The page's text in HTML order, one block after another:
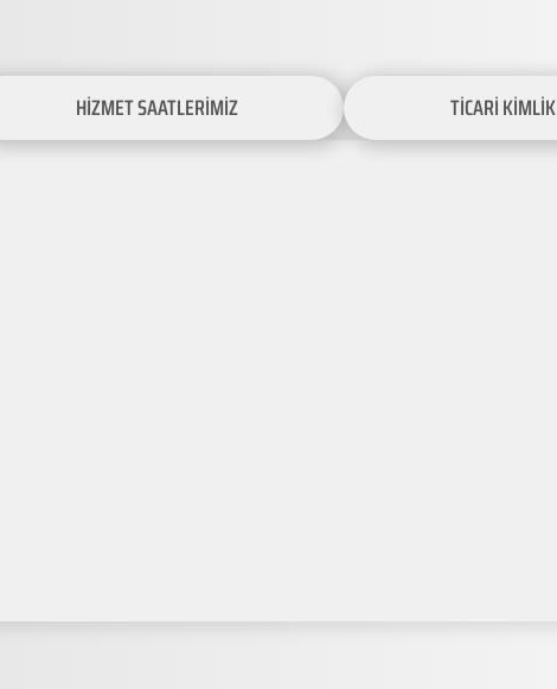
HİZMET SAATLERİMİZ TİCARİ KİMLİK